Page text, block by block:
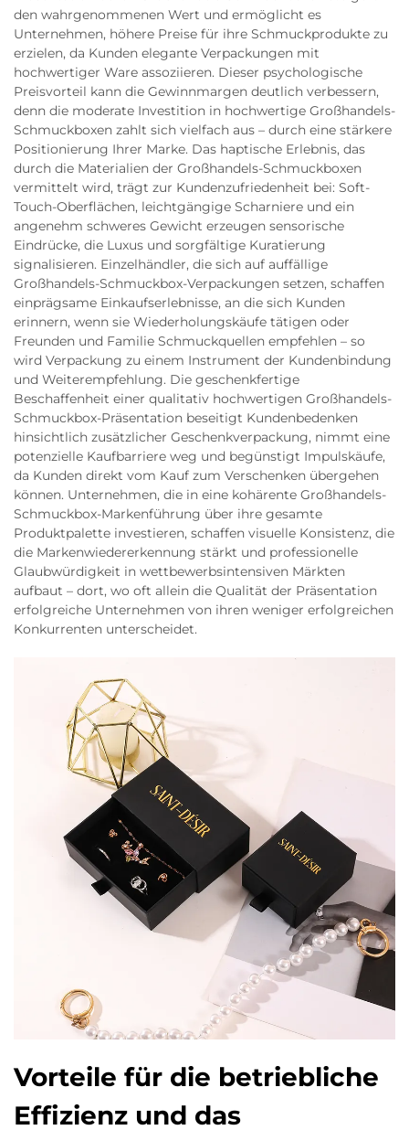
den wahrgenommenen Wert und ermöglicht es
Unternehmen, höhere Preise für ihre Schmuckprodukte zu
erzielen, da Kunden elegante Verpackungen mit
hochwertiger Ware assoziieren. Dieser psychologische
Preisvorteil kann die Gewinnmargen deutlich verbessern,
denn die moderate Investition in hochwertige Großhandels-
Schmuckboxen zahlt sich vielfach aus – durch eine stärkere
Positionierung Ihrer Marke. Das haptische Erlebnis, das
durch die Materialien der Großhandels-Schmuckboxen
vermittelt wird, trägt zur Kundenzufriedenheit bei: Soft-
Touch-Oberflächen, leichtgängige Scharniere und ein
angenehm schweres Gewicht erzeugen sensorische
Eindrücke, die Luxus und sorgfältige Kuratierung
signalisieren. Einzelhändler, die sich auf auffällige
Großhandels-Schmuckbox-Verpackungen setzen, schaffen
einprägsame Einkaufserlebnisse, an die sich Kunden
erinnern, wenn sie Wiederholungskäufe tätigen oder
Freunden und Familie Schmuckquellen empfehlen – so
wird Verpackung zu einem Instrument der Kundenbindung
und Weiterempfehlung. Die geschenkfertige
Beschaffenheit einer qualitativ hochwertigen Großhandels-
Schmuckbox-Präsentation beseitigt Kundenbedenken
hinsichtlich zusätzlicher Geschenkverpackung, nimmt eine
potenzielle Kaufbarriere weg und begünstigt Impulskäufe,
da Kunden direkt vom Kauf zum Verschenken übergehen
können. Unternehmen, die in eine kohärente Großhandels-
Schmuckbox-Markenführung über ihre gesamte
Produktpalette investieren, schaffen visuelle Konsistenz, die
die Markenwiedererkennung stärkt und professionelle
Glaubwürdigkeit in wettbewerbsintensiven Märkten
aufbaut – dort, wo oft allein die Qualität der Präsentation
erfolgreiche Unternehmen von ihren weniger erfolgreichen
Konkurrenten unterscheidet.
Vorteile für die betriebliche
Effizienz und das